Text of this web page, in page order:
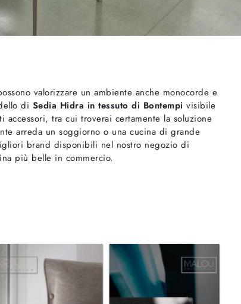
valorizzare un ambiente anche monocorde e
di Sedia Hidra in tessuto di Bontempi visibile
tra cui troverai certamente la soluzione
arreda un soggiorno o una cucina di grande
brand disponibili nel nostro negozio di
più belle in commercio.